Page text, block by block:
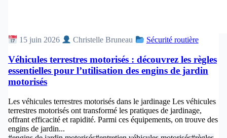
15 juin 2026 Christelle Bruneau Sécurité routière
Véhicules terrestres motorisés : découvrez les règles
essentielles pour l’utilisation des engins de jardin
motorisés
Les véhicules terrestres motorisés dans le jardinage Les véhicules
terrestres motorisés ont transformé les pratiques de jardinage,
offrant efficacité et rapidité. Parmi ces équipements, on trouve des
engins de jardin...